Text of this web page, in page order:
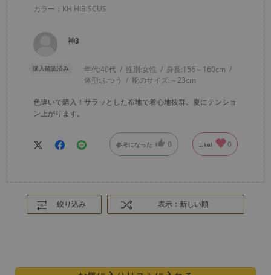
カラー：KH HIBISCUS
神3
購入確認済み 年代:40代 性別:女性 身長:156～160cm
体型:ふつう 靴のサイズ: ～23cm
色違いで購入！サラッとした布地で着心地抜群。夏にテンショ
ン上がります。
参考になった 0 Like! 0
絞り込み 表示：新しい順